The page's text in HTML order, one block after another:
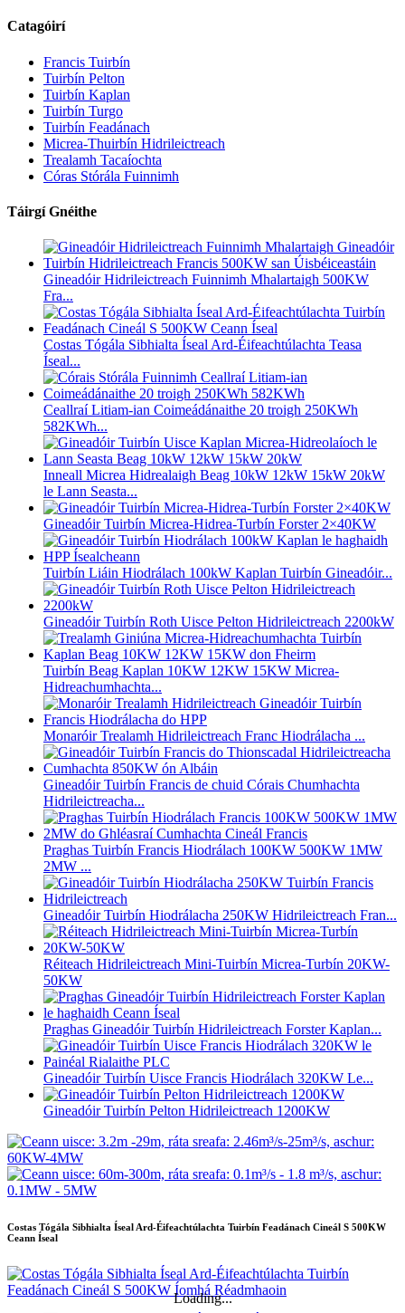
Catagóirí
Francis Tuirbín
Tuirbín Pelton
Tuirbín Kaplan
Tuirbín Turgo
Tuirbín Feadánach
Micrea-Thuirbín Hidrileictreach
Trealamh Tacaíochta
Córas Stórála Fuinnimh
Táirgí Gnéithe
Gineadóir Hidrileictreach Fuinnimh Mhalartaigh 500KW
Fra...
Costas Tógála Sibhialta Íseal Ard-Éifeachtúlachta Teasa
Íseal...
Ceallraí Litiam-ian Coimeádánaithe 20 troigh 250KWh
582KWh...
Inneall Micrea Hidrealaigh Beag 10kW 12kW 15kW 20kW
le Lann Seasta...
Gineadóir Tuirbín Micrea-Hidrea-Turbín Forster 2×40KW
Tuirbín Liáin Hiodrálach 100kW Kaplan Tuirbín Gineadóir...
Gineadóir Tuirbín Roth Uisce Pelton Hidrileictreach 2200kW
Tuirbín Beag Kaplan 10KW 12KW 15KW Micrea-
Hidreachumhachta...
Monaróir Trealamh Hidrileictreach Franc Hiodrálacha ...
Gineadóir Tuirbín Francis de chuid Córais Chumhachta
Hidrileictreacha...
Praghas Tuirbín Francis Hiodrálach 100KW 500KW 1MW
2MW ...
Gineadóir Tuirbín Hiodrálacha 250KW Hidrileictreach Fran...
Réiteach Hidrileictreach Mini-Tuirbín Micrea-Turbín 20KW-
50KW
Praghas Gineadóir Tuirbín Hidrileictreach Forster Kaplan...
Gineadóir Tuirbín Uisce Francis Hiodrálach 320KW Le...
Gineadóir Tuirbín Pelton Hidrileictreach 1200KW
Costas Tógála Sibhialta Íseal Ard-Éifeachtúlachta Tuirbín Feadánach Cineál S 500KW
Ceann Íseal
Loading...